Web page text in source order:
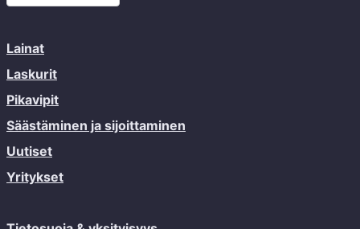
Lainat
Laskurit
Pikavipit
Säästäminen ja sijoittaminen
Uutiset
Yritykset